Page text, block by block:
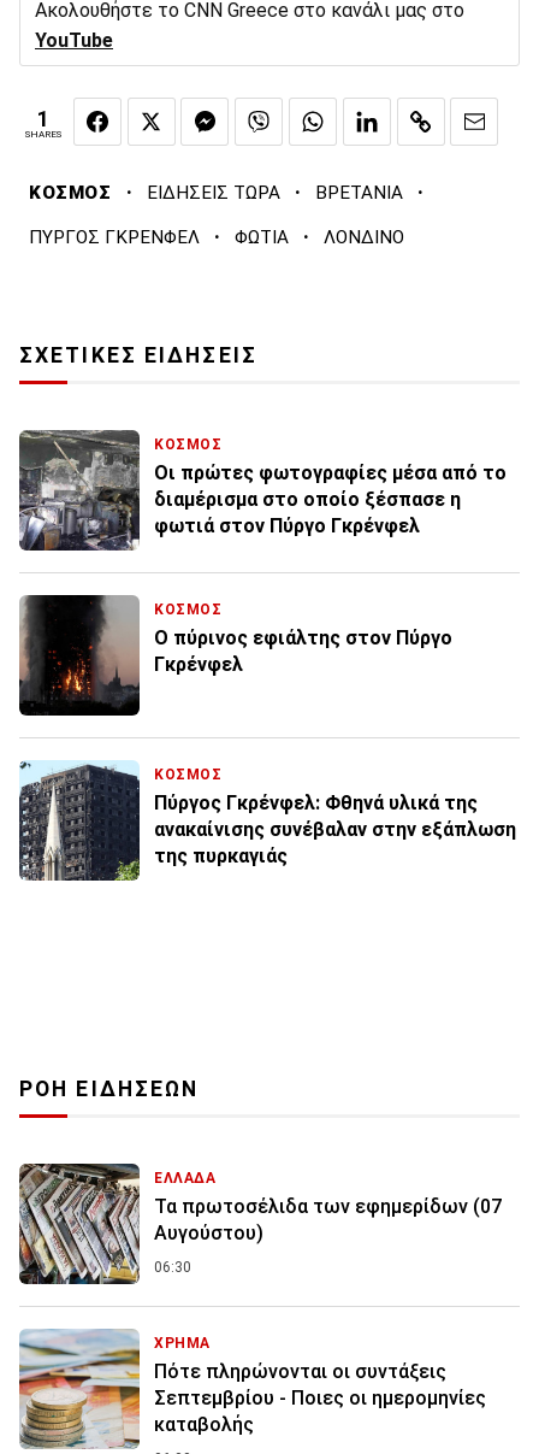
Ακολουθήστε το CNN Greece στο κανάλι μας στο
YouTube
1
SHARES
ΚΟΣΜΟΣ · ΕΙΔΗΣΕΙΣ ΤΩΡΑ · ΒΡΕΤΑΝΙΑ ·
ΠΥΡΓΟΣ ΓΚΡΕΝΦΕΛ · ΦΩΤΙΑ · ΛΟΝΔΙΝΟ
ΣΧΕΤΙΚΕΣ ΕΙΔΗΣΕΙΣ
ΚΟΣΜΟΣ
Οι πρώτες φωτογραφίες μέσα από το
διαμέρισμα στο οποίο ξέσπασε η
φωτιά στον Πύργο Γκρένφελ
ΚΟΣΜΟΣ
Ο πύρινος εφιάλτης στον Πύργο
Γκρένφελ
ΚΟΣΜΟΣ
Πύργος Γκρένφελ: Φθηνά υλικά της
ανακαίνισης συνέβαλαν στην εξάπλωση
της πυρκαγιάς
ΡΟΗ ΕΙΔΗΣΕΩΝ
ΕΛΛΑΔΑ
Τα πρωτοσέλιδα των εφημερίδων (07
Αυγούστου)
06:30
ΧΡΗΜΑ
Πότε πληρώνονται οι συντάξεις
Σεπτεμβρίου - Ποιες οι ημερομηνίες
καταβολής